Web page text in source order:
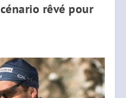
rêvé pour